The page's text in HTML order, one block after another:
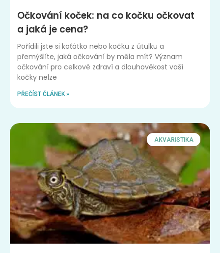
Očkování koček: na co kočku očkovat
a jaká je cena?
Pořídili jste si koťátko nebo kočku z útulku a
přemýšlíte, jaká očkování by měla mít? Význam
očkování pro celkové zdraví a dlouhověkost vaší
kočky nelze
PŘEČÍST ČLÁNEK »
AKVARISTIKA